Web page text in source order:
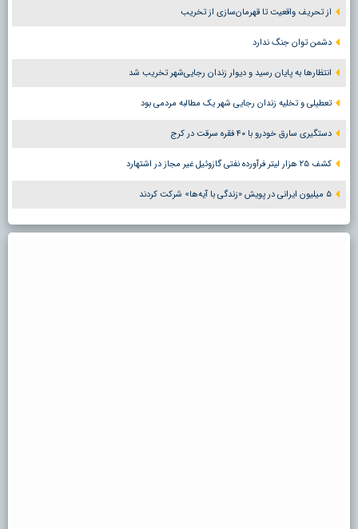
از تحریف واقعیت تا قهرمان‌سازی از تخریب
دشمن توان جنگ ندارد
انتظارها به پایان رسید و دیوار زندان رجایی‌شهر تخریب شد
تعطیلی و تخلیه زندان رجایی شهر یک مطالبه مردمی بود
دستگیری سارق خودرو با ۴۰ فقره سرقت در کرج
کشف ۲۵ هزار لیتر فرآورده نفتی گازوئیل غیر مجاز در اشتهارد
۵ میلیون ایرانی در پویش «زندگی با آیه‌ها» شرکت کردند